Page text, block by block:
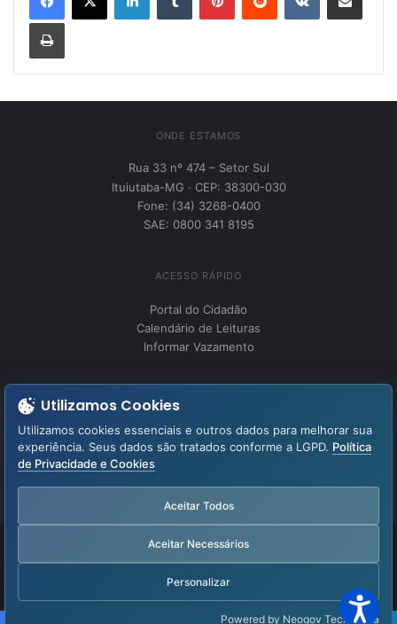
Imprimir
ONDE ESTAMOS
Rua 33 nº 474 – Setor Sul
Ituiutaba-MG · CEP: 38300-030
Fone: (34) 3268-0400
SAE: 0800 341 8195
ACESSO RÁPIDO
Portal do Cidadão
Calendário de Leituras
Informar Vazamento
Perguntas Frequentes
Fale Conosco
LGPD – Lei Geral de Proteção de Dados
Utilizamos Cookies
Utilizamos cookies essenciais e outros dados para melhorar sua
experiência. Seus dados são tratados conforme a LGPD. Política
de Privacidade e Cookies
Aceitar Todos
Aceitar Necessários
Personalizar
Powered by Neogov Tecnologia